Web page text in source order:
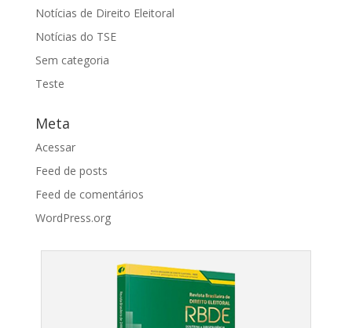
Notícias de Direito Eleitoral
Notícias do TSE
Sem categoria
Teste
Meta
Acessar
Feed de posts
Feed de comentários
WordPress.org